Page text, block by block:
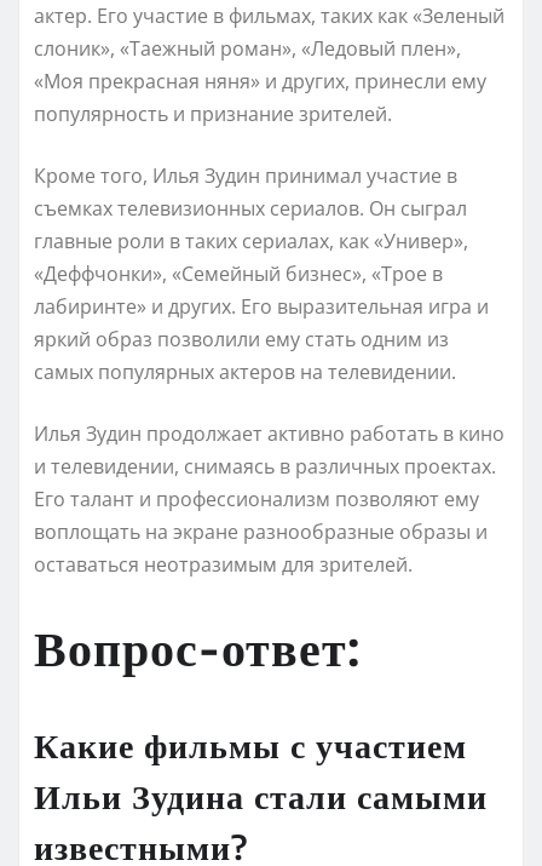
актер. Его участие в фильмах, таких как «Зеленый
слоник», «Таежный роман», «Ледовый плен»,
«Моя прекрасная няня» и других, принесли ему
популярность и признание зрителей.
Кроме того, Илья Зудин принимал участие в
съемках телевизионных сериалов. Он сыграл
главные роли в таких сериалах, как «Универ»,
«Деффчонки», «Семейный бизнес», «Трое в
лабиринте» и других. Его выразительная игра и
яркий образ позволили ему стать одним из
самых популярных актеров на телевидении.
Илья Зудин продолжает активно работать в кино
и телевидении, снимаясь в различных проектах.
Его талант и профессионализм позволяют ему
воплощать на экране разнообразные образы и
оставаться неотразимым для зрителей.
Вопрос-ответ:
Какие фильмы с участием
Ильи Зудина стали самыми
известными?